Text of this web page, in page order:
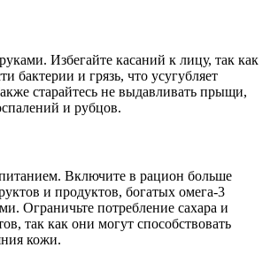
Избегайте касаний к лицу, так как
бактерии и грязь, что усугубляет
старайтесь не выдавливать прыщи,
и рубцов.
Включите в рацион больше
и продуктов, богатых омега-3
Ограничьте потребление сахара и
так как они могут способствовать
кожи.